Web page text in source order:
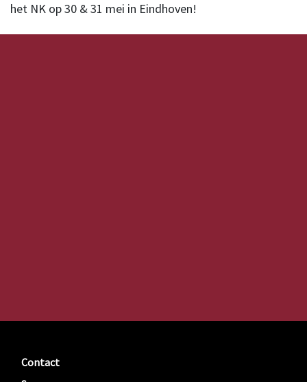
het NK op 30 & 31 mei in Eindhoven!
Contact